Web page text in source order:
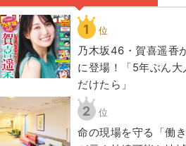
1 位
乃木坂46・賀喜遥香
に登場！「5年ぶん
だけたら」
2 位
命の現場を守る「働